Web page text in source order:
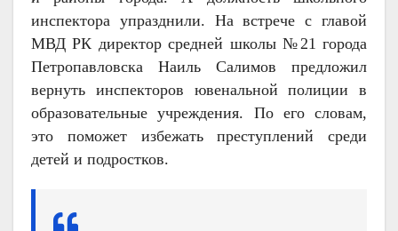
инспектора упразднили. На встрече с главой
МВД РК директор средней школы №21 города
Петропавловска Наиль Салимов предложил
вернуть инспекторов ювенальной полиции в
образовательные учреждения. По его словам,
это поможет избежать преступлений среди
детей и подростков.